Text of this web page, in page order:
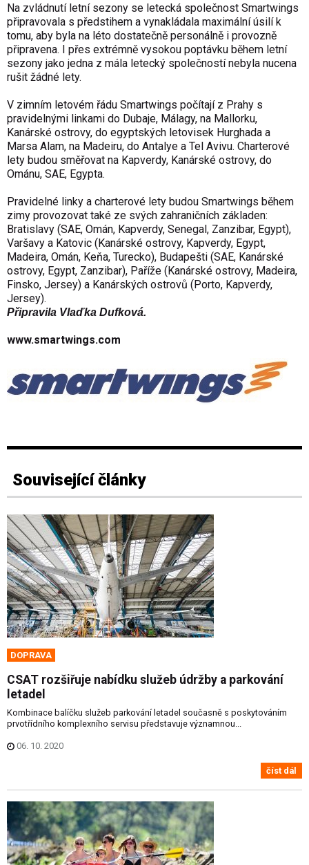
Na zvládnutí letní sezony se letecká společnost Smartwings
připravovala s předstihem a vynakládala maximální úsilí k
tomu, aby byla na léto dostatečně personálně i provozně
připravena. I přes extrémně vysokou poptávku během letní
sezony jako jedna z mála letecký společností nebyla nucena
rušit žádné lety.
V zimním letovém řádu Smartwings počítají z Prahy s
pravidelnými linkami do Dubaje, Málagy, na Mallorku,
Kanárské ostrovy, do egyptských letovisek Hurghada a
Marsa Alam, na Madeiru, do Antalye a Tel Avivu. Charterové
lety budou směřovat na Kapverdy, Kanárské ostrovy, do
Ománu, SAE, Egypta.
Pravidelné linky a charterové lety budou Smartwings během
zimy provozovat také ze svých zahraničních základen:
Bratislavy (SAE, Omán, Kapverdy, Senegal, Zanzibar, Egypt),
Varšavy a Katovic (Kanárské ostrovy, Kapverdy, Egypt,
Madeira, Omán, Keňa, Turecko), Budapešti (SAE, Kanárské
ostrovy, Egypt, Zanzibar), Paříže (Kanárské ostrovy, Madeira,
Finsko, Jersey) a Kanárských ostrovů (Porto, Kapverdy,
Jersey).
Připravila Vlaďka Dufková.
www.smartwings.com
Související články
DOPRAVA
CSAT rozšiřuje nabídku služeb údržby a parkování
letadel
Kombinace balíčku služeb parkování letadel současně s poskytováním
prvotřídního komplexního servisu představuje významnou...
06. 10. 2020
číst dál